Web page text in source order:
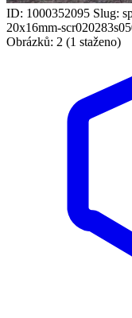
ID: 1000352095 Slug:
20x16mm-
Obrázků: 2 (1 staženo)